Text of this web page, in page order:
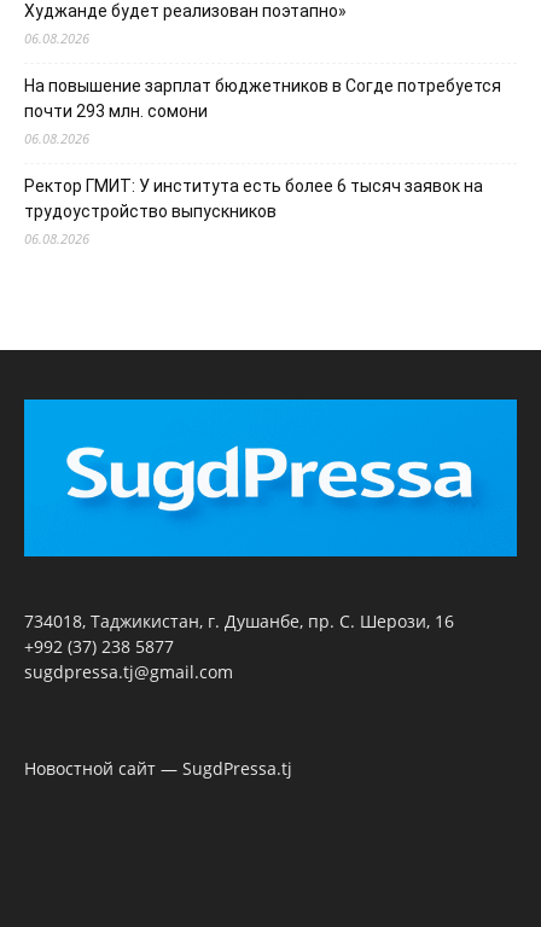
Худжанде будет реализован поэтапно»
06.08.2026
На повышение зарплат бюджетников в Согде потребуется
почти 293 млн. сомони
06.08.2026
Ректор ГМИТ: У института есть более 6 тысяч заявок на
трудоустройство выпускников
06.08.2026
734018, Таджикистан, г. Душанбе, пр. С. Шерози, 16
+992 (37) 238 5877
sugdpressa.tj@gmail.com
Новостной сайт — SugdPressa.tj